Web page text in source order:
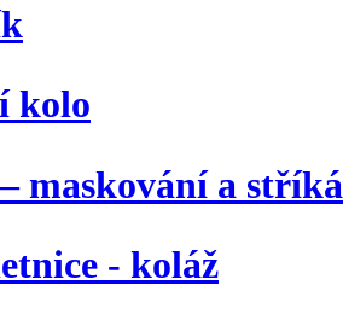
kolo
maskování a
- koláž